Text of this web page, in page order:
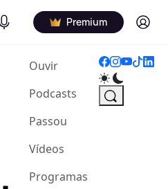
Podcasts Premium Log in
Ouvir(current)
Podcasts
Passou
Vídeos
Programas